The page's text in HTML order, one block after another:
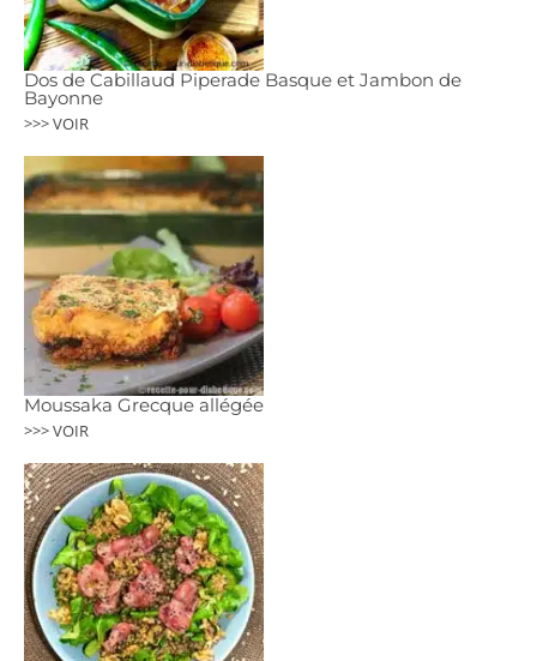
Dos de Cabillaud Piperade Basque et Jambon de
Bayonne
>>> VOIR
Moussaka Grecque allégée
>>> VOIR